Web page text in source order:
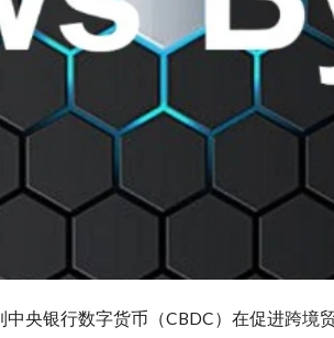
央银行数字货币（CBDC）在促进跨境